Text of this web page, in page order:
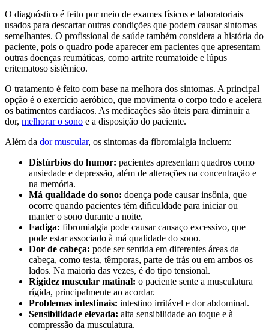
O diagnóstico é feito por meio de exames físicos e laboratoriais
usados para descartar outras condições que podem causar sintomas
semelhantes. O profissional de saúde também considera a história do
paciente, pois o quadro pode aparecer em pacientes que apresentam
outras doenças reumáticas, como artrite reumatoide e lúpus
eritematoso sistêmico.
O tratamento é feito com base na melhora dos sintomas. A principal
opção é o exercício aeróbico, que movimenta o corpo todo e acelera
os batimentos cardíacos. As medicações são úteis para diminuir a
dor, melhorar o sono e a disposição do paciente.
Além da dor muscular, os sintomas da fibromialgia incluem:
Distúrbios do humor: pacientes apresentam quadros como
ansiedade e depressão, além de alterações na concentração e
na memória.
Má qualidade do sono: doença pode causar insônia, que
ocorre quando pacientes têm dificuldade para iniciar ou
manter o sono durante a noite.
Fadiga: fibromialgia pode causar cansaço excessivo, que
pode estar associado à má qualidade do sono.
Dor de cabeça: pode ser sentida em diferentes áreas da
cabeça, como testa, têmporas, parte de trás ou em ambos os
lados. Na maioria das vezes, é do tipo tensional.
Rigidez muscular matinal: o paciente sente a musculatura
rígida, principalmente ao acordar.
Problemas intestinais: intestino irritável e dor abdominal.
Sensibilidade elevada: alta sensibilidade ao toque e à
compressão da musculatura.